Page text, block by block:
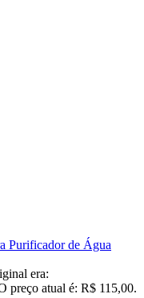
Purificador de Água
era:
preço atual é: R$ 115,00.